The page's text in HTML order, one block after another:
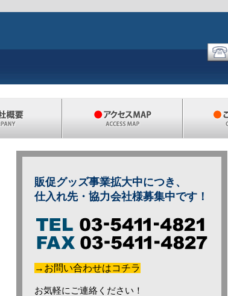
販促グッズ事業拡大中につき、
仕入れ先・協力会社様募集中です！
→お問い合わせはコチラ
お気軽にご連絡ください！